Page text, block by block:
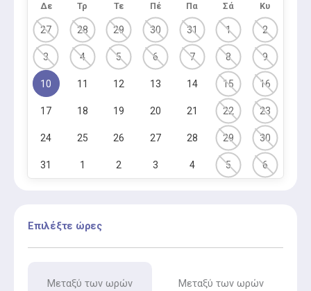
Δε Τρ Τε Πέ Πα Σά Κυ
27 28 29 30 31 1 2
3 4 5 6 7 8 9
10 11 12 13 14 15 16
17 18 19 20 21 22 23
24 25 26 27 28 29 30
31 1 2 3 4 5 6
Επιλέξτε ώρες
Μεταξύ των ωρών
Μεταξύ των ωρών